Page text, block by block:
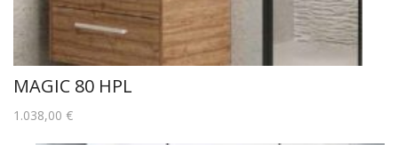
MAGIC 80 HPL
1.038,00 €